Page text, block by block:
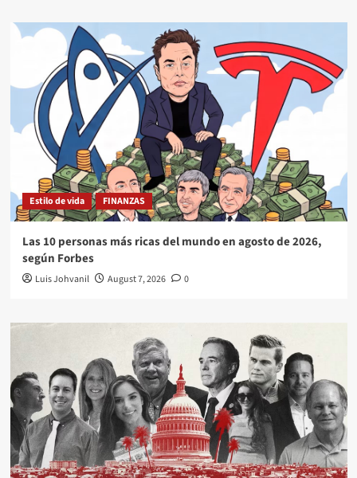
Estilo de vida FINANZAS
Las 10 personas más ricas del mundo en agosto de 2026,
según Forbes
Luis Johvanil August 7, 2026 0